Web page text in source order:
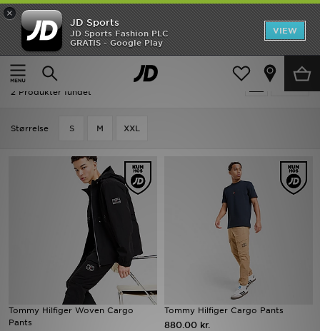
×
JD Sports
JD Sports Fashion PLC
GRATIS - Google Play
VIEW
Hjem
Tommy Hilfiger Cargo Bukser
Tommy Hilfiger Cargo Bukser
2 Produkter fundet
Størrelse S M XXL
Tommy Hilfiger Woven Cargo
Pants
Tommy Hilfiger Cargo Pants
880.00 kr.
Hjem
UDSALG
Nyheder
Sport